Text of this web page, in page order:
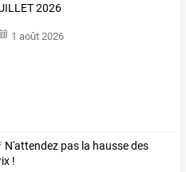
2026
1 août 2026
N'attendez pas la hausse des
!